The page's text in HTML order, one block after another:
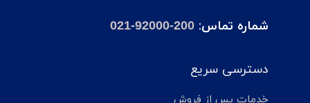
شماره تماس: 021-92000-200
دسترسی سریع
خدمات پس از فروش